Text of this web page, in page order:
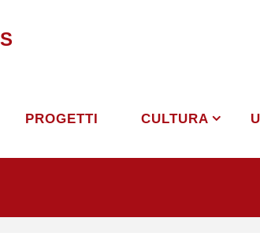
S
PROGETTI CULTURA